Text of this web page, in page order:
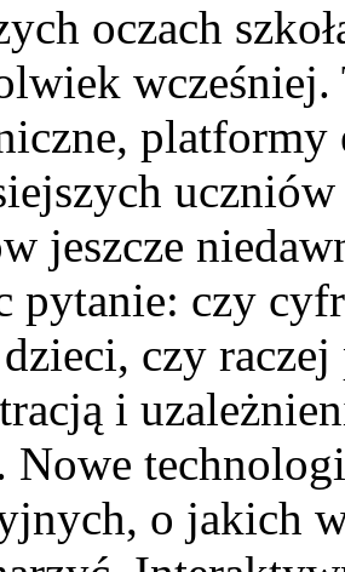
oczach
jeszcze
pytanie: czy
czy raczej
i
Nowe
o jakich